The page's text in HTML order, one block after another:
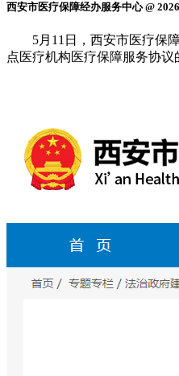
西安市医疗保障经办服务中心 @
5月11日，西安市医疗保
点医疗机构医疗保障服务协议